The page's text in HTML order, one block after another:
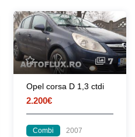
7
Opel corsa D 1,3 ctdi
2.200€
Combi
2007